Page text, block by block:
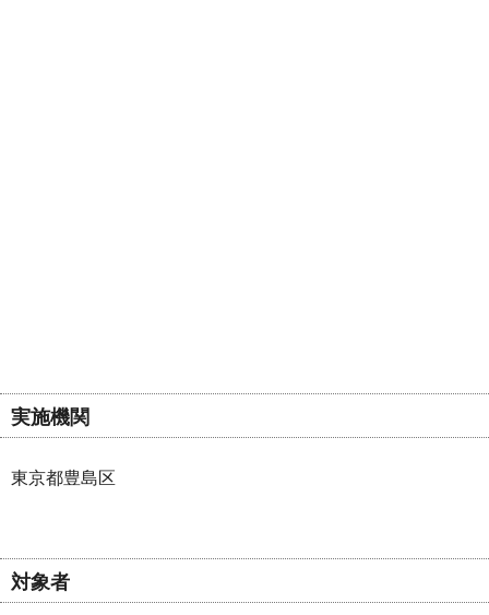
実施機関
東京都豊島区
対象者